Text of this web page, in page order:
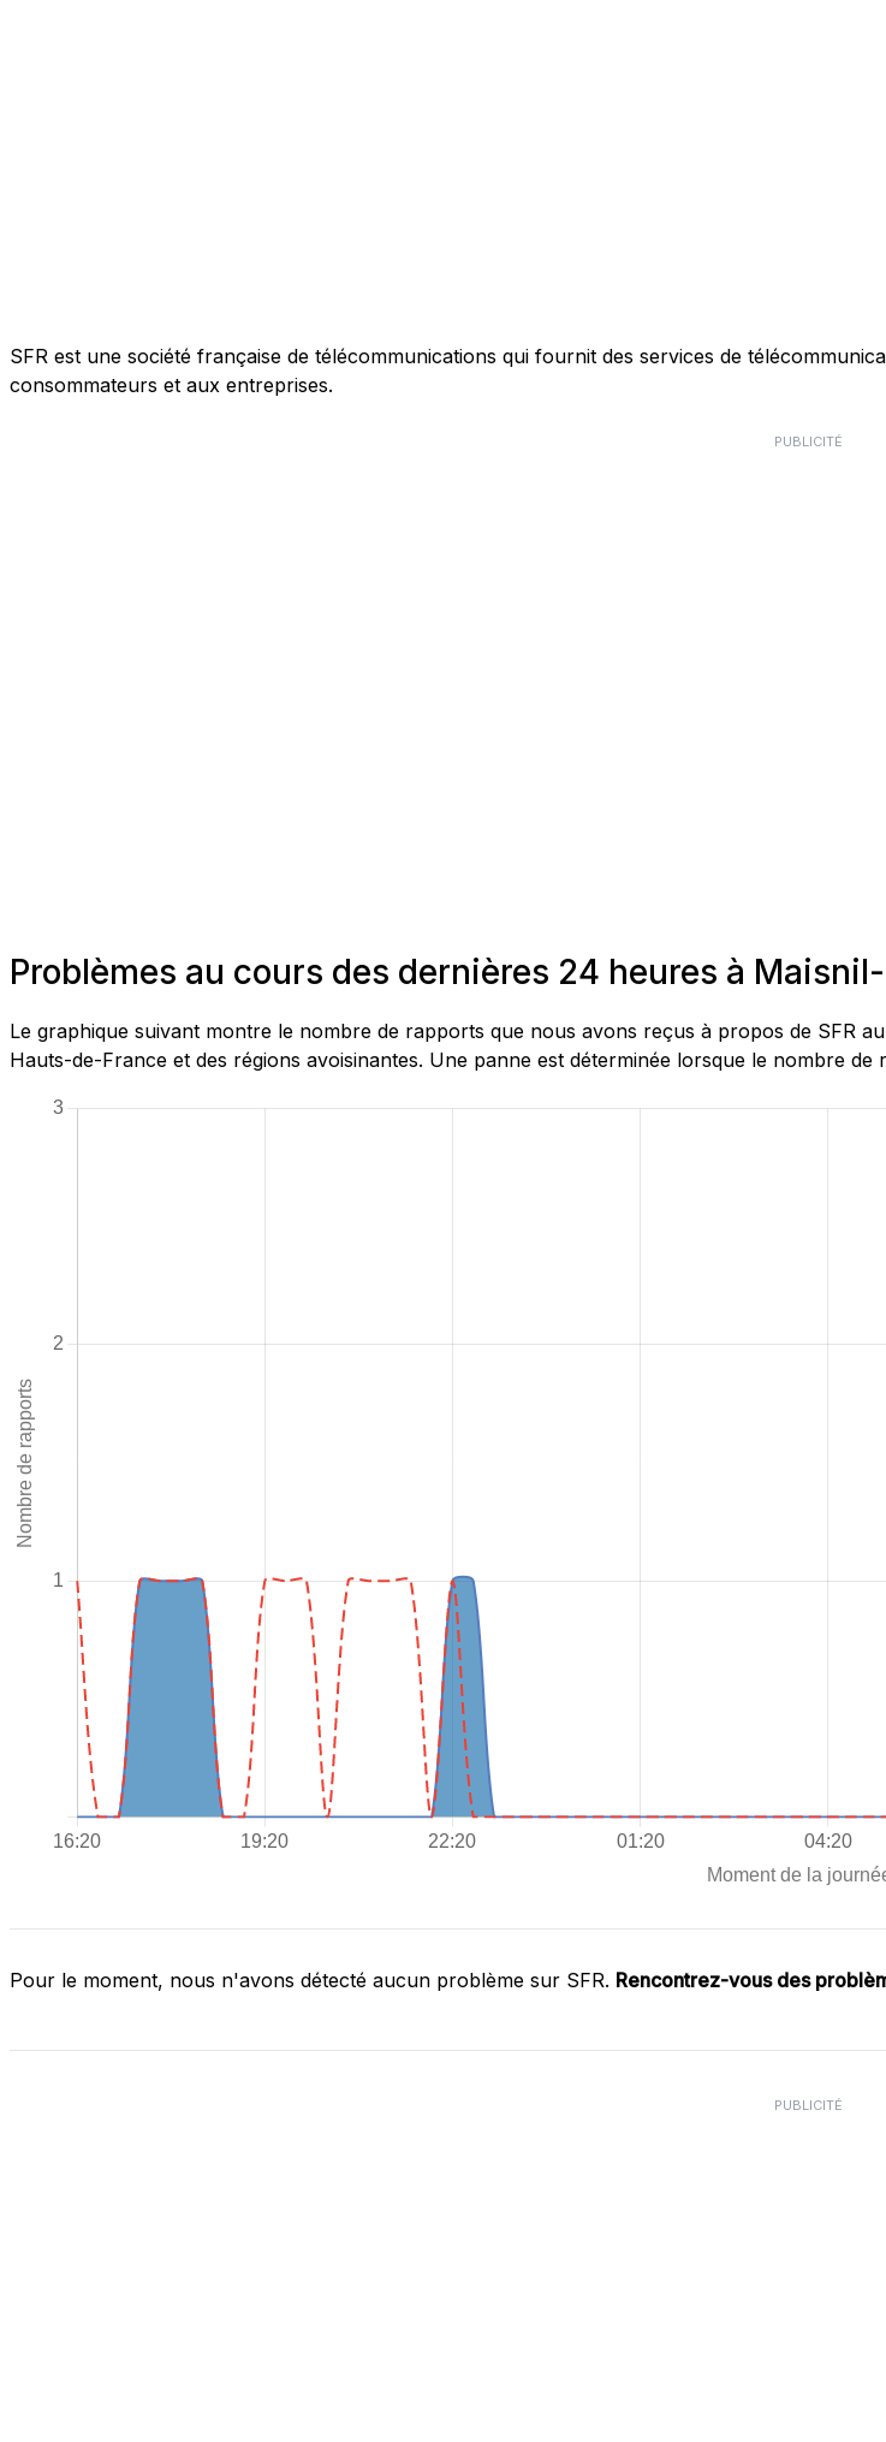
SFR est une société française de télécommunications qui fournit des services de
consommateurs et aux entreprises.
PUBLICITÉ
Problèmes au cours des dernières 24 heures à
Le graphique suivant montre le nombre de rapports que nous avons reçus à propos de SFR
Hauts-de-France et des régions avoisinantes. Une panne est déterminée lorsque le nombre
Pour le moment, nous n'avons détecté aucun problème sur SFR. Rencontrez-vous des
PUBLICITÉ